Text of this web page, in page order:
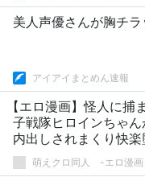
美人声優さんが胸チラ
アイアイまとめん速報
【エロ漫画】怪人に捕
子戦隊ヒロインちゃ
内出しされまくり快
萌えクロ同人 -エロ漫画